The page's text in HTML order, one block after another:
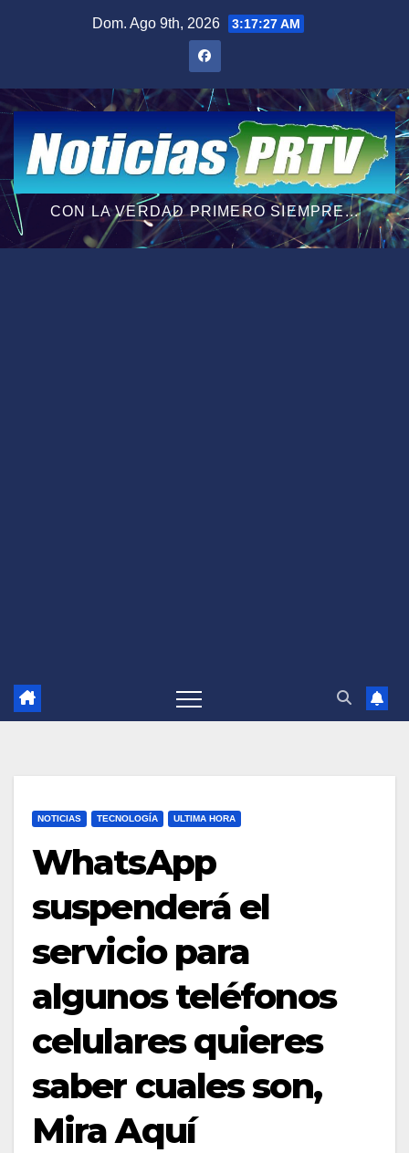
Dom. Ago 9th, 2026 3:17:28 AM
CON LA VERDAD PRIMERO SIEMPRE...
NOTICIAS TECNOLOGÍA ULTIMA HORA
WhatsApp
suspenderá el
servicio para
algunos teléfonos
celulares quieres
saber cuales son,
Mira Aquí